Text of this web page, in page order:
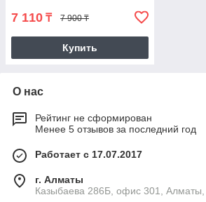
7 110 ₸ 7 900 ₸
Купить
О нас
Рейтинг не сформирован
Менее 5 отзывов за последний год
Работает с 17.07.2017
г. Алматы
Казыбаева 286Б, офис 301, Алматы,